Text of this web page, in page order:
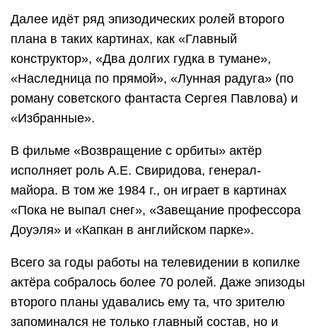
Далее идёт ряд эпизодических ролей второго
плана в таких картинах, как «Главный
конструктор», «Два долгих гудка в тумане»,
«Наследница по прямой», «Лунная радуга» (по
роману советского фантаста Сергея Павлова) и
«Избранные».
В фильме «Возвращение с орбиты» актёр
исполняет роль А.Е. Свиридова, генерал-
майора. В том же 1984 г., он играет в картинах
«Пока не выпал снег», «Завещание профессора
Доуэля» и «Капкан в английском парке».
Всего за годы работы на телевидении в копилке
актёра собралось более 70 ролей. Даже эпизоды
второго планы удавались ему та, что зрителю
запоминался не только главный состав, но и